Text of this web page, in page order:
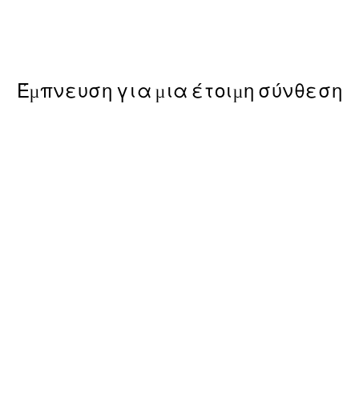
Έμπνευση για μια έτοιμη σύνθεση